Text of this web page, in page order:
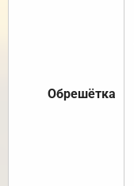
Обрешётка